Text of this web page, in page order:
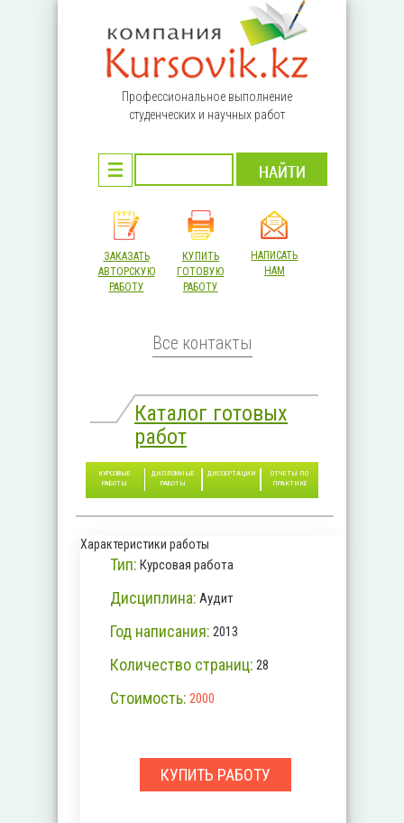
Профессиональное выполнение
студенческих и научных работ
ЗАКАЗАТЬ
АВТОРСКУЮ
РАБОТУ
КУПИТЬ
ГОТОВУЮ
РАБОТУ
НАПИСАТЬ
НАМ
Все контакты
Каталог готовых
работ
КУРСОВЫЕ
РАБОТЫ
ДИПЛОМНЫЕ
РАБОТЫ
ДИССЕРТАЦИИ
ОТЧЕТЫ ПО
ПРАКТИКЕ
Характеристики работы
Тип: Курсовая работа
Дисциплина: Аудит
Год написания: 2013
Количество страниц: 28
Стоимость: 2000
КУПИТЬ РАБОТУ